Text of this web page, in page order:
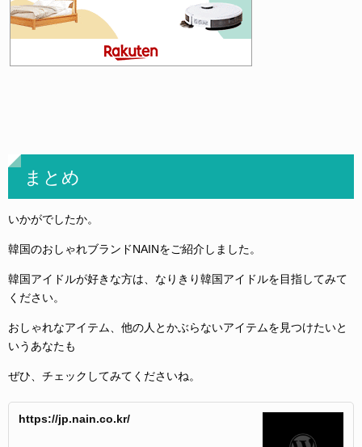
まとめ
いかがでしたか。
韓国のおしゃれブランドNAINをご紹介しました。
韓国アイドルが好きな方は、なりきり韓国アイドルを目指してみて
ください。
おしゃれなアイテム、他の人とかぶらないアイテムを見つけたいと
いうあなたも
ぜひ、チェックしてみてくださいね。
https://jp.nain.co.kr/